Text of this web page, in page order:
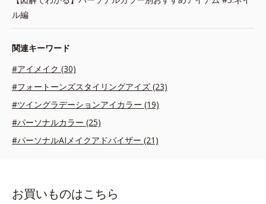
ル編
関連キーワード
#アイメイク (30)
#フォートーンズスタイリングアイズ (23)
#ツイングラデーションアイカラー (19)
#パーソナルカラー (25)
#パーソナルAIメイクアドバイザー (21)
お買いものはこちら